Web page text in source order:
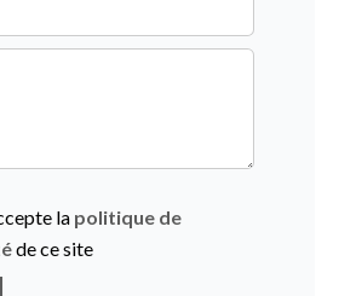
la politique de
de ce site